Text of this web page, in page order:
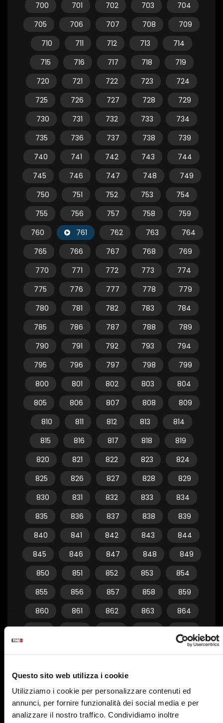
Questo sito web utilizza i cookie
Utilizziamo i cookie per personalizzare contenuti ed
annunci, per fornire funzionalità dei social media e per
analizzare il nostro traffico. Condividiamo inoltre
700
701 702 703
704
705
706 707 708
709
710
711 712 713
714
715
716 717 718
719
720
721 722 723
724
725
726 727 728
729
730
731 732 733
734
735
736 737 738
739
740
741 742 743
744
745
746 747 748
749
750
751 752 753
754
755
756 757 758
759
760
761 762 763
764
765
766 767 768
769
770
771 772 773
774
775
776 777 778
779
780
781 782 783
784
785
786 787 788
789
790
791 792 793
794
795
796 797 798
799
800
801 802 803
804
805
806 807 808
809
810
811 812 813
814
815
816 817 818
819
820
821 822 823
824
825
826 827 828
829
830
831 832 833
834
835
836 837 838
839
840
841 842 843
844
845
846 847 848
849
850
851 852 853
854
855
856 857 858
859
860
861 862 863
864
865
866 867 868
869
874
881
884
885
886 887 888
889